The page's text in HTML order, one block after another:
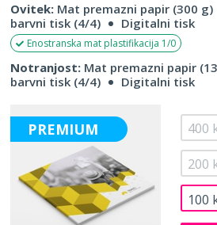
Ovitek: Mat premazni papir (300 g)
barvni tisk (4/4)
Digitalni tisk
Enostranska mat plastifikacija 1/0
Notranjost: Mat premazni papir
barvni tisk (4/4)
Digitalni tisk
PREMIUM
100
200
400